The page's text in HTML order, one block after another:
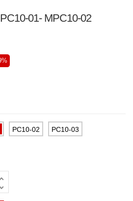
01- MPC10-02
PC10-02 PC10-03